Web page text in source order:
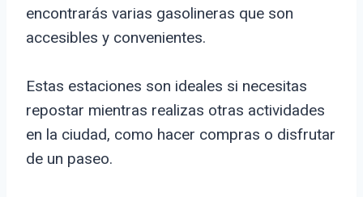
encontrarás varias gasolineras que son
accesibles y convenientes.
Estas estaciones son ideales si necesitas
repostar mientras realizas otras actividades
en la ciudad, como hacer compras o disfrutar
de un paseo.